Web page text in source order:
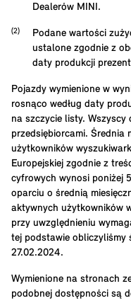
Dealerów MINI.
Podane wartości
ustalone zgodnie z
daty produkcji
Pojazdy wymienione w
rosnąco według daty
na szczycie listy. Wszyscy
przedsiębiorcami. Średnia
użytkowników
Europejskiej zgodnie z
cyfrowych wynosi poniżej
oparciu o średnią
aktywnych użytkowników
przy uwzględnieniu
tej podstawie obliczyliśmy
27.02.2024.
Wymienione na stronach
podobnej dostępności są